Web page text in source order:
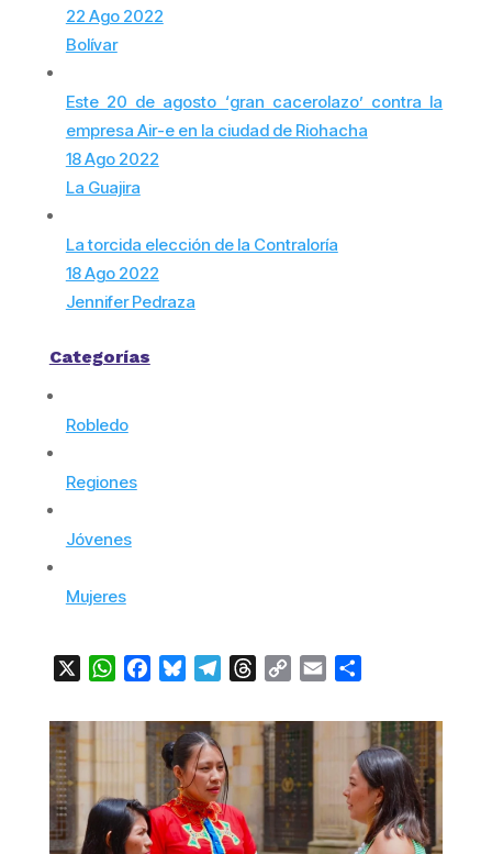
22 Ago 2022
Bolívar
Este 20 de agosto ‘gran cacerolazo’ contra la
empresa Air-e en la ciudad de Riohacha
18 Ago 2022
La Guajira
La torcida elección de la Contraloría
18 Ago 2022
Jennifer Pedraza
Categorías
Robledo
Regiones
Jóvenes
Mujeres
WhatsApp
FacebookBlueskyTelegramThreads
Copy Email